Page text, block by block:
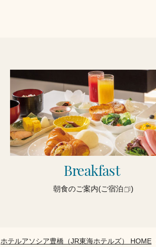
Breakfast
朝食のご案内(ご宿泊 )
ホテルアソシア豊橋（JR東海ホテルズ） HOME